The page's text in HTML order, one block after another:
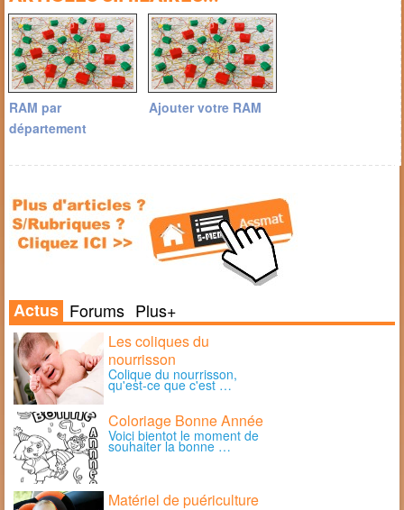
RAM par
département
Ajouter votre RAM
Actus Forums Plus+
Les coliques du
nourrisson
Colique du nourrisson,
qu'est-ce que c'est …
Coloriage Bonne Année
Voici bientot le moment de
souhaiter la bonne …
Matériel de puériculture